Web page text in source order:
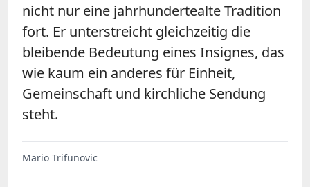
nicht nur eine jahrhundertealte Tradition
fort. Er unterstreicht gleichzeitig die
bleibende Bedeutung eines Insignes, das
wie kaum ein anderes für Einheit,
Gemeinschaft und kirchliche Sendung
steht.
Mario Trifunovic